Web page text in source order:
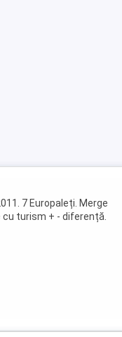
7 Europaleți. Merge
turism + - diferență.